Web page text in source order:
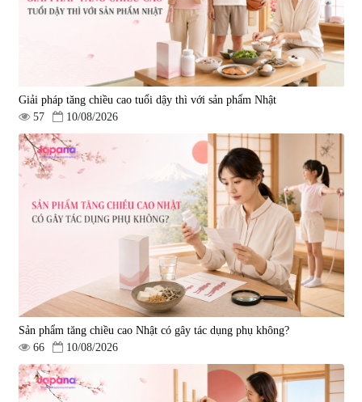
Giải pháp tăng chiều cao tuổi dậy thì với sản phẩm Nhật
57
10/08/2026
Sản phẩm tăng chiều cao Nhật có gây tác dụng phụ không?
66
10/08/2026